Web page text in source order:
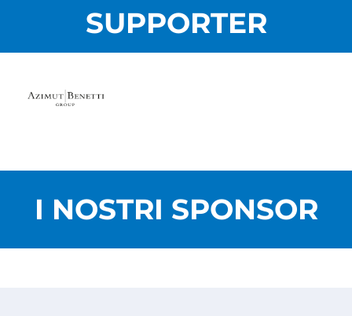
SUPPORTER
I NOSTRI SPONSOR